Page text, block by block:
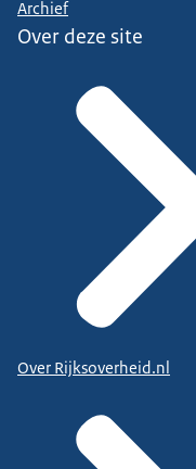
Archief
Over deze site
Over Rijksoverheid.nl